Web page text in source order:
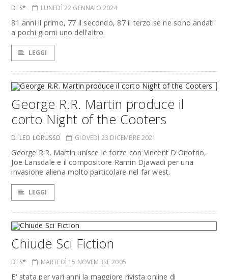
DI S* LUNEDÌ 22 GENNAIO 2024
81 anni il primo, 77 il secondo, 87 il terzo se ne sono andati
a pochi giorni uno dell'altro.
LEGGI
George R.R. Martin produce il
corto Night of the Cooters
DI LEO LORUSSO GIOVEDÌ 23 DICEMBRE 2021
George R.R. Martin unisce le forze con Vincent D'Onofrio,
Joe Lansdale e il compositore Ramin Djawadi per una
invasione aliena molto particolare nel far west.
LEGGI
Chiude Sci Fiction
DI S* MARTEDÌ 15 NOVEMBRE 2005
E' stata per vari anni la maggiore rivista online di